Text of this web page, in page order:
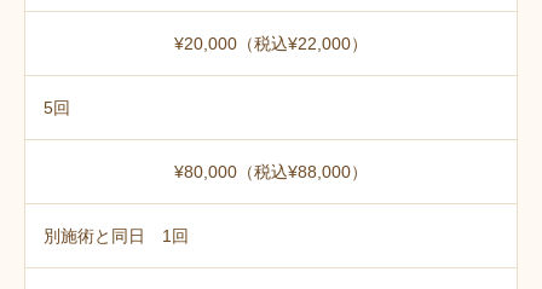
¥20,000（税込¥22,000）
5回
¥80,000（税込¥88,000）
別施術と同日 1回